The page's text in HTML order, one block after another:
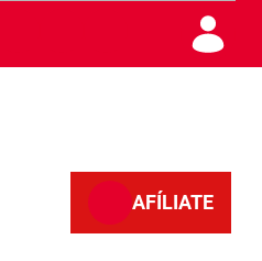
AFÍLIATE